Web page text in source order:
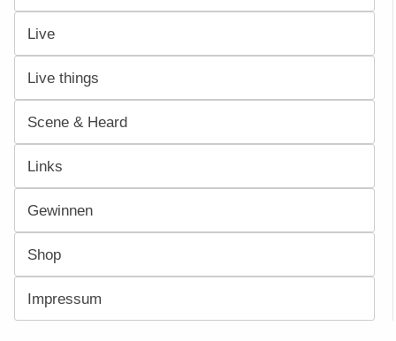
Live
Live things
Scene & Heard
Links
Gewinnen
Shop
Impressum